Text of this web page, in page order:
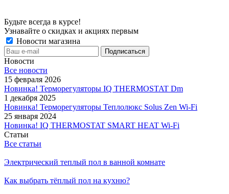
Будьте всегда в курсе!
Узнавайте о скидках и акциях первым
Новости магазина
Новости
Все новости
15 февраля 2026
Новинка! Терморегуляторы IQ THERMOSTAT Dm
1 декабря 2025
Новинка! Терморегуляторы Теплолюкс Solus Zen Wi-Fi
25 января 2024
Новинка! IQ THERMOSTAT SMART HEAT Wi-Fi
Статьи
Все статьи
Электрический теплый пол в ванной комнате
Как выбрать тёплый пол на кухню?